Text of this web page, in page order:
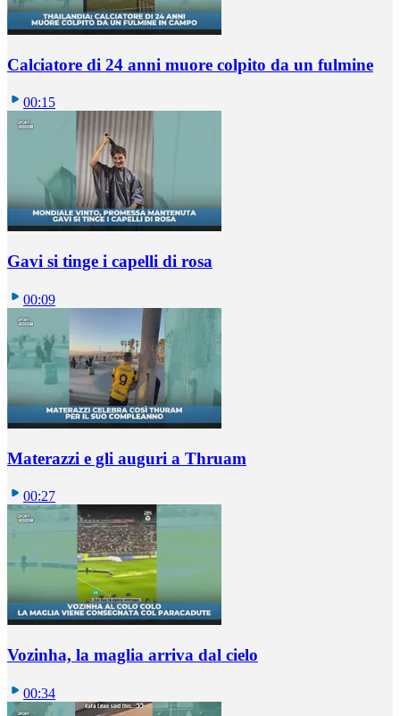
Calciatore di 24 anni muore colpito da un fulmine
00:15
Gavi si tinge i capelli di rosa
00:09
Materazzi e gli auguri a Thruam
00:27
Vozinha, la maglia arriva dal cielo
00:34